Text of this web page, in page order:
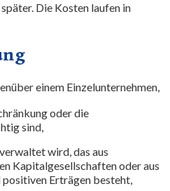
Die Kosten laufen in
einem Einzelunternehmen,
oder die
sind,
wird, das aus
Kapitalgesellschaften oder aus
Erträgen besteht,